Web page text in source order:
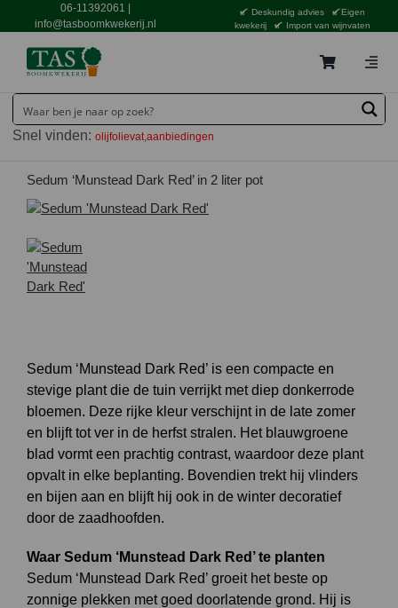
06-11392061
info@tasboomkwekerij.nl
Deskundig advies
Eigen
kwekerij
Import van wijnvaten
Contact en bestellen
Catalogus
Aanbiedingen
Bezorgen
Tuincentrum Waddinxveen
Snel vinden:olijfolievat aanbiedingen
Sedum ‘Munstead Dark Red’ in 2 liter pot
Sedum ‘Munstead Dark Red’ is een compacte en
stevige plant die de tuin verrijkt met diep donkerrode
bloemen. Deze rijke kleur verschijnt in de late zomer
en blijft tot ver in de herfst stralen. Het blauwgroene
blad vormt een prachtig contrast, waardoor deze plant
opvalt in elke beplanting. Bovendien trekt hij vlinders
en bijen aan en blijft hij ook in de winter decoratief
door de zaadhoofden.
Waar Sedum ‘Munstead Dark Red’ te planten
Sedum ‘Munstead Dark Red’ groeit het beste op
zonnige plekken met goed doorlatende grond. Hij is